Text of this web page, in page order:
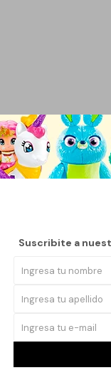
Suscribite a
Esta
te pueden